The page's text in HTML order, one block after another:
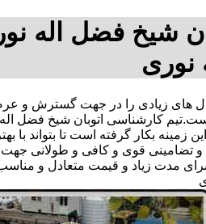
شیخ فضل اله
نوری
های زیادی را در جهت گسترش و
است.تیم کارشناسی اتوبان شیخ
بکار گرفته است تا بتواند با
و تضامینی قوی و کافی و طولانی
مدت زیاد و قیمت متعادل و